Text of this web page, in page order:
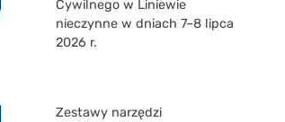
Cywilnego w Liniewie
nieczynne w dniach 7–8 lipca
2026 r.
Zestawy narzędzi